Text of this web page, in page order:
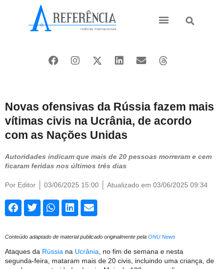
Novas ofensivas da Rússia fazem mais
vítimas civis na Ucrânia, de acordo
com as Nações Unidas
Autoridades indicam que mais de 20 pessoas morreram e cem
ficaram feridas nos últimos três dias
Por Editor 03/06/2025 15:00 Atualizado em 03/06/2025 09:34
Conteúdo adaptado de material publicado originalmente pela ONU News
Ataques da Rússia na Ucrânia, no fim de semana e nesta
segunda-feira, mataram mais de 20 civis, incluindo uma criança, de